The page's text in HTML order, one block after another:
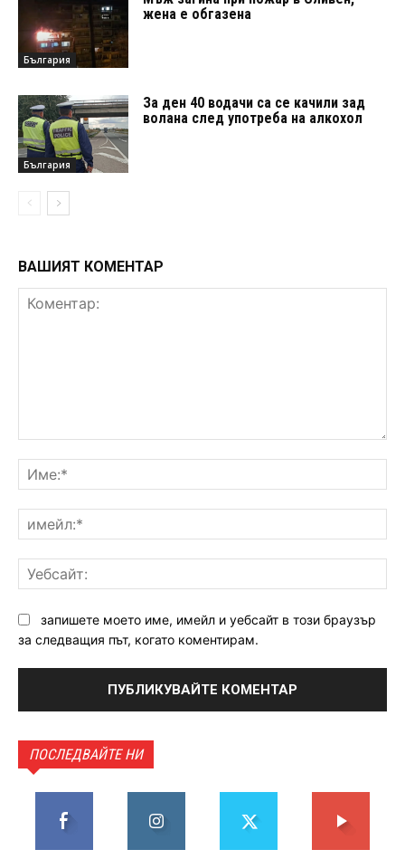
България
жена е обгазена
България
За ден 40 водачи са се качили зад
волана след употреба на алкохол
ВАШИЯТ КОМЕНТАР
запишете моето име, имейл и уебсайт в този браузър
за следващия път, когато коментирам.
ПОСЛЕДВАЙТЕ НИ